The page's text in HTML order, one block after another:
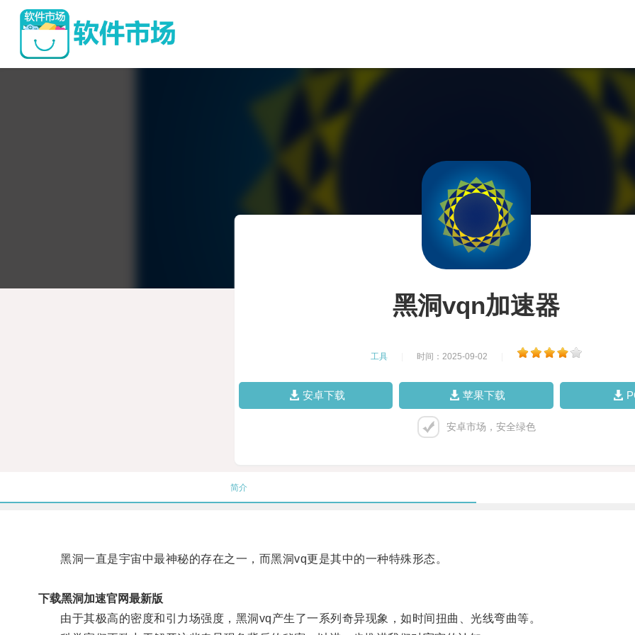
黑洞vqn加速器
工具 时间：2025-09-02
安卓下载 苹果下载
安卓市场，安全绿色
简介
黑洞一直是宇宙中最神秘的存在之一，而黑洞vq更是其中的一种特殊形态。
下载黑洞加速官网最新版
由于其极高的密度和引力场强度，黑洞vq产生了一系列奇异现象，如时间扭曲、光线弯曲等。